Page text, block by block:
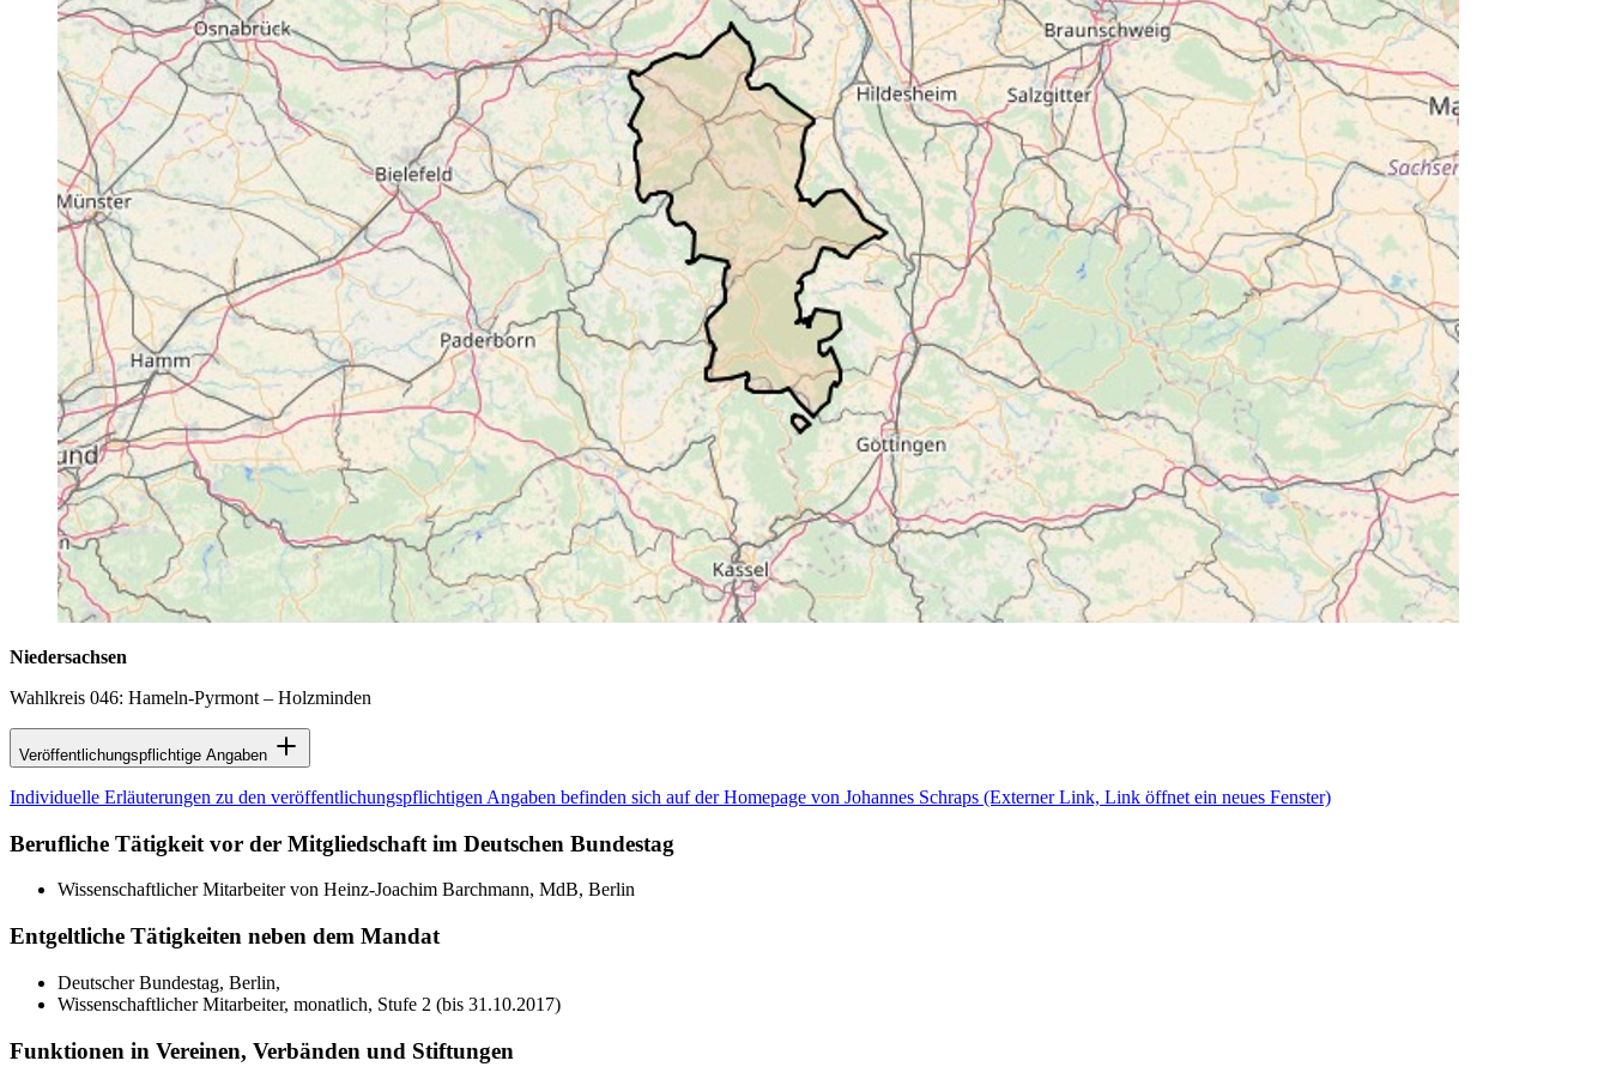
Niedersachsen
Wahlkreis 046: Hameln-Pyrmont – Holzminden
Veröffentlichungspflichtige Angaben
Individuelle Erläuterungen zu den veröffentlichungspflichtigen Angaben befinden sich auf der Homepage von Johannes Schraps (Externer Link, Link öffnet ein neues Fenster)
Berufliche Tätigkeit vor der Mitgliedschaft im Deutschen Bundestag
Wissenschaftlicher Mitarbeiter von Heinz-Joachim Barchmann, MdB, Berlin
Entgeltliche Tätigkeiten neben dem Mandat
Deutscher Bundestag, Berlin,
Wissenschaftlicher Mitarbeiter, monatlich, Stufe 2 (bis 31.10.2017)
Funktionen in Vereinen, Verbänden und Stiftungen